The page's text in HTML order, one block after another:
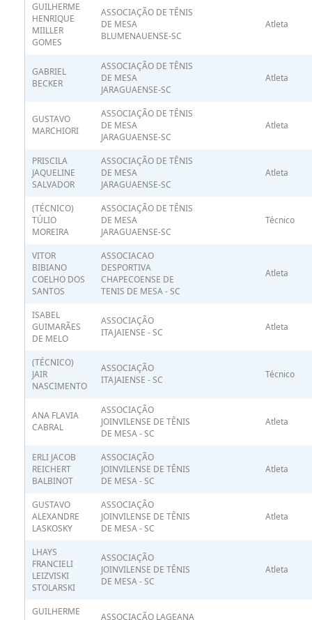
GUILHERME
HENRIQUE
MIILLER
GOMES
ASSOCIAÇÃO DE TÊNIS
DE MESA
BLUMENAUENSE-SC
Atleta
GABRIEL
BECKER
ASSOCIAÇÃO DE TÊNIS
DE MESA
JARAGUAENSE-SC
Atleta
GUSTAVO
MARCHIORI
ASSOCIAÇÃO DE TÊNIS
DE MESA
JARAGUAENSE-SC
Atleta
PRISCILA
JAQUELINE
SALVADOR
ASSOCIAÇÃO DE TÊNIS
DE MESA
JARAGUAENSE-SC
Atleta
(TÉCNICO)
TÚLIO
MOREIRA
ASSOCIAÇÃO DE TÊNIS
DE MESA
JARAGUAENSE-SC
Técnico
VITOR
BIBIANO
COELHO DOS
SANTOS
ASSOCIACAO
DESPORTIVA
CHAPECOENSE DE
TENIS DE MESA - SC
Atleta
ISABEL
GUIMARÃES
DE MELO
ASSOCIAÇÃO
ITAJAIENSE - SC
Atleta
(TÉCNICO)
JAIR
NASCIMENTO
ASSOCIAÇÃO
ITAJAIENSE - SC
Técnico
ANA FLAVIA
CABRAL
ASSOCIAÇÃO
JOINVILENSE DE TÊNIS
DE MESA - SC
Atleta
ERLI JACOB
REICHERT
BALBINOT
ASSOCIAÇÃO
JOINVILENSE DE TÊNIS
DE MESA - SC
Atleta
GUSTAVO
ALEXANDRE
LASKOSKY
ASSOCIAÇÃO
JOINVILENSE DE TÊNIS
DE MESA - SC
Atleta
LHAYS
FRANCIELI
LEIZVISKI
STOLARSKI
ASSOCIAÇÃO
JOINVILENSE DE TÊNIS
DE MESA - SC
Atleta
GUILHERME
ASSOCIAÇÃO LAGEANA